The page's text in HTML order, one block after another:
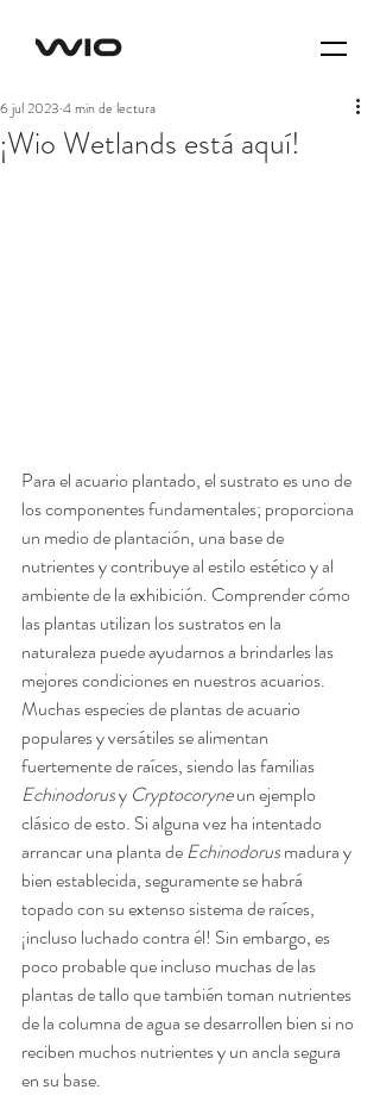
¡Wio Wetlands está aquí!
6 jul 2023 4 min de lectura
Para el acuario plantado, el sustrato es uno de
los componentes fundamentales; proporciona
un medio de plantación, una base de
nutrientes y contribuye al estilo estético y al
ambiente de la exhibición. Comprender cómo
las plantas utilizan los sustratos en la
naturaleza puede ayudarnos a brindarles las
mejores condiciones en nuestros acuarios.
Muchas especies de plantas de acuario
populares y versátiles se alimentan
fuertemente de raíces, siendo las familias
Echinodorus y Cryptocoryne un ejemplo
clásico de esto. Si alguna vez ha intentado
arrancar una planta de Echinodorus madura y
bien establecida, seguramente se habrá
topado con su extenso sistema de raíces,
¡incluso luchado contra él! Sin embargo, es
poco probable que incluso muchas de las
plantas de tallo que también toman nutrientes
de la columna de agua se desarrollen bien si no
reciben muchos nutrientes y un ancla segura
en su base.